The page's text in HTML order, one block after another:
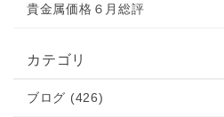
貴金属価格６月総評
カテゴリ
ブログ (426)